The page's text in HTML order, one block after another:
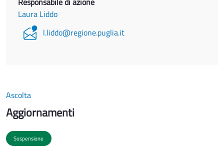
Laura Liddo
l.liddo@regione.puglia.it
Ascolta
Aggiornamenti
Sospensione